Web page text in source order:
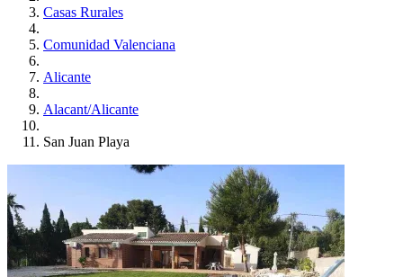
Casas Rurales
Comunidad Valenciana
Alicante
Alacant/Alicante
San Juan Playa